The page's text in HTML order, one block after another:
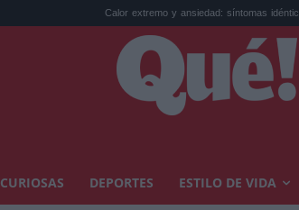
Calor extremo y ansiedad: síntomas idénticos que a...
CURIOSAS DEPORTES ESTILO DE VIDA